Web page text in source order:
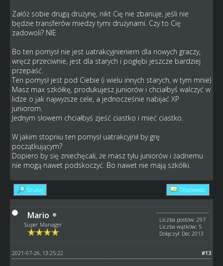
Załóż sobie drugą drużynę, nikt Cię nie zbanuje, jeśli nie
będzie transferów miedzy tymi drużynami. Czy to Cię
zadowoli? NIE
Bo ten pomysł nie jest uatrakcyjnieniem dla nowych graczy,
wręcz przeciwnie, jest dla starych i pogłębi jeszcze bardziej
przepaść.
Ten pomysł jest pod Ciebie (i wielu innych starych, w tym mnie)
Masz max szkółkę, produkujesz juniorów i chciałbyś walczyć w
lidze o jak najwyższe cele, a jednocześnie nabijać XP
juniorom.
Jednym słowem chciałbyś zjeść ciastko i mieć ciastko.
W jakim stopniu ten pomysł uatrakcyjnił by grę
początkującym?
Dopiero by się zniechęcali, że masz tylu juniorów i żadnemu
nie mogą nawet podskoczyć. Bo nawet nie mają szkółki.
Szukaj Odpowiedz
Mario
Super Manager
Liczba postów: 297
Liczba wątków: 5
Dołączył: Dec 2013
#13
2021-07-26, 13:25:22